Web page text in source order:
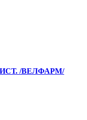
/ВЕЛФАРМ/